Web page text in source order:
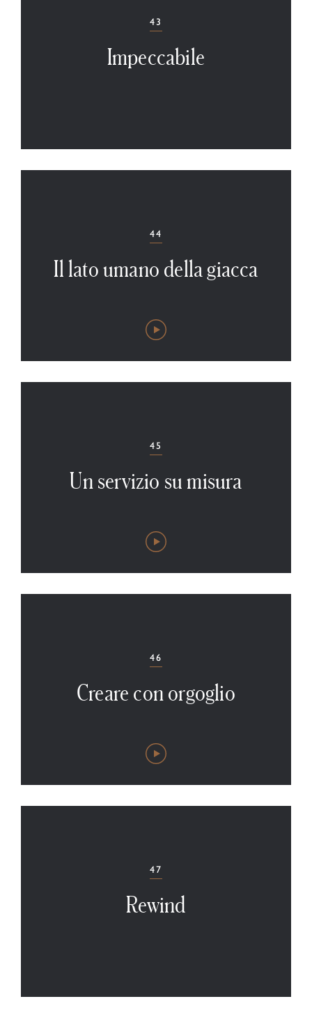
43
Impeccabile
44
Il lato umano della giacca
45
Un servizio su misura
46
Creare con orgoglio
47
Rewind